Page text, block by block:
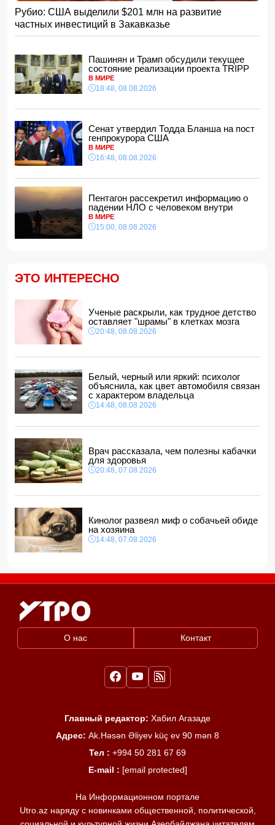
Хикмет Гаджиев: Ильхам Алиев одержал победу и в
войне, и в мире- ВИДЕО
15:08, 08.08.2026
Пентагон рассекретил информацию о падении НЛО с
человеком внутри
15:00, 08.08.2026
Белый, черный или яркий: психолог объяснила, как цвет
14:48, 08.08.2026
Зеленский встретился с Вучичем
14:40, 08.08.2026
В Азербайджане ожидается жара до 41 градуса —
объявлено предупреждение
14:34, 08.08.2026
В Агдашском районе расследуется конфликт, связанный
с церемонией помолвки с участием
несовершеннолетней
14:28, 08.08.2026
Найдено тело утонувшего в море 16-летнего юноши
обвинений в адрес Инфантино
ВС РФ взяли под контроль Ивановку в Харьковской
области
14:04, 08.08.2026
Прогноз погоды в Азербайджане на 9 августа
14:00, 08.08.2026
Никол Пашинян позвонил Ильхаму Алиеву
12:48, 08.08.2026
СМИ: США ищут на Кубе фигуру для повторения
"венесуэльского сценария"
Рубио: США выделили $201 млн на развитие
частных инвестиций в Закавказье
Пашинян и Трамп обсудили текущее
состояние реализации проекта TRIPP
В МИРЕ
18:48, 08.08.2026
Сенат утвердил Тодда Бланша на пост
генпрокурора США
В МИРЕ
16:48, 08.08.2026
Пентагон рассекретил информацию о
падении НЛО с человеком внутри
В МИРЕ
15:00, 08.08.2026
ЭТО ИНТЕРЕСНО
Ученые раскрыли, как трудное детство
оставляет "шрамы" в клетках мозга
20:48, 08.08.2026
Белый, черный или яркий: психолог
объяснила, как цвет автомобиля связан
с характером владельца
14:48, 08.08.2026
Врач рассказала, чем полезны кабачки
для здоровья
20:48, 07.08.2026
Кинолог развеял миф о собачьей обиде
на хозяина
14:48, 07.08.2026
О нас Контакт
Главный редактор: Хабил Агазаде
Адрес: Ak.Həsən Əliyev küç ev 90 mən 8
Тел : +994 50 281 67 69
E-mail : [email protected]
На Информационном портале
Utro.az наряду с новинками общественной, политической,